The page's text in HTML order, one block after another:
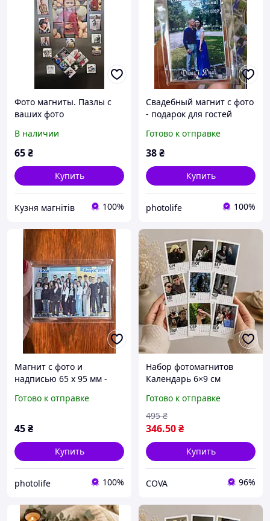
Фото магниты. Пазлы с
ваших фото
В наличии
65₴
Купить
Кузня магнітів 100%
Свадебный магнит с фото
- подарок для гостей
Готово к отправке
38₴
Купить
photolife 100%
Магнит с фото и
надписью 65 х 95 мм -
руководителя
Готово к отправке
45₴
Купить
photolife 100%
Набор фотомагнитов
Календарь 6×9 см
холодильник с вашим
фото набор от 6 штук
Готово к отправке
346.50₴
495 ₴
Купить
COVA 96%